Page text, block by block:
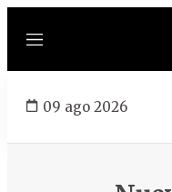
Menú
09 ago 2026